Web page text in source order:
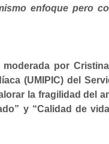
enfoque pero
por
(UMIPIC) del
la fragilidad del
y “Calidad de